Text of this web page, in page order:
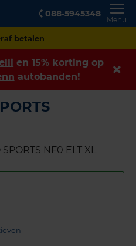
088-5945348
Menu
betalen
en 15% korting op
autobanden!